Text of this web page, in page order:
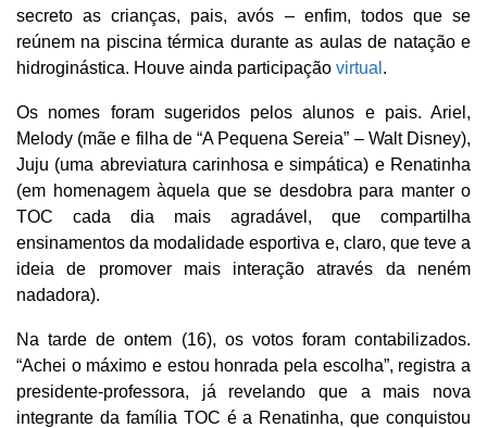
secreto as crianças, pais, avós – enfim, todos que se
reúnem na piscina térmica durante as aulas de natação e
hidroginástica. Houve ainda participação virtual .
Os nomes foram sugeridos pelos alunos e pais. Ariel,
Melody (mãe e filha de “A Pequena Sereia” – Walt Disney),
Juju (uma abreviatura carinhosa e simpática) e Renatinha
(em homenagem àquela que se desdobra para manter o
TOC cada dia mais agradável, que compartilha
ensinamentos da modalidade esportiva e, claro, que teve a
ideia de promover mais interação através da neném
nadadora).
Na tarde de ontem (16), os votos foram contabilizados.
“Achei o máximo e estou honrada pela escolha”, registra a
presidente-professora, já revelando que a mais nova
integrante da família TOC é a Renatinha, que conquistou